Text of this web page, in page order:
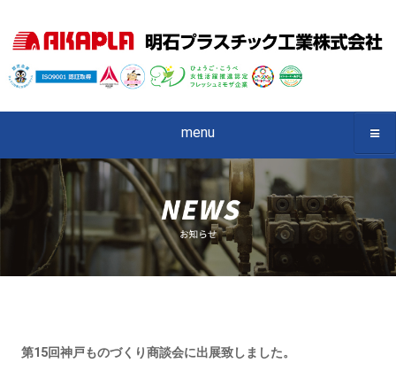
menu
第15回神戸ものづくり商談会に出展致しました。